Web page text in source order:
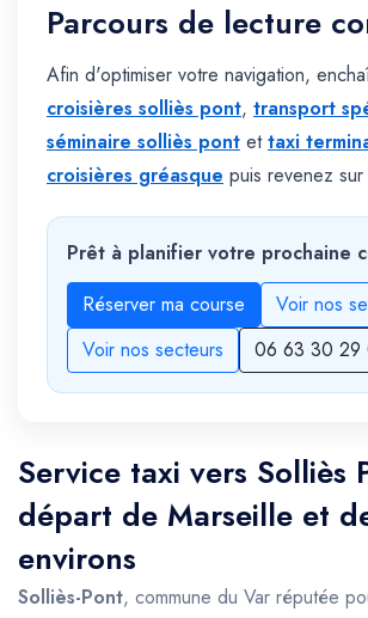
Parcours de lecture
Afin d'optimiser votre navigation,
croisières solliès pont, transport
séminaire solliès pont ettaxi
croisières gréasque puis revenez
Prêt à planifier votre prochaine
Réserver ma course
Voir nos
Voir nos secteurs
06 63 30 29
Service taxi vers Solliès
départ de Marseille et
environs
Solliès-Pont, commune du Var réputée